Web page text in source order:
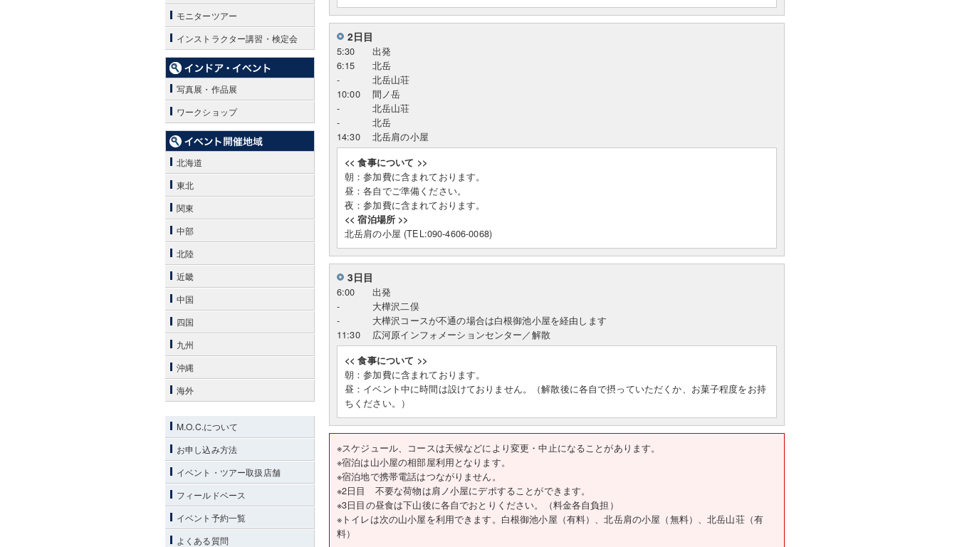
2日目
5:30
出発
6:15
北岳
-
北岳山荘
10:00
間ノ岳
-
北岳山荘
-
北岳
14:30
北岳肩の小屋
<< 食事について >>
朝：参加費に含まれております。
昼：各自でご準備ください。
夜：参加費に含まれております。
<< 宿泊場所 >>
北岳肩の小屋 (TEL:090-4606-0068)
3日目
6:00
出発
-
大樺沢二俣
-
大樺沢コースが不通の場合は白根御池小屋を経由します
11:30
広河原インフォメーションセンター／解散
<< 食事について >>
朝：参加費に含まれております。
昼：イベント中に時間は設けておりません。（解散後に各自で摂っていただくか、お菓子程度をお持
ちください。）
※スケジュール、コースは天候などにより変更・中止になることがあります。
※宿泊は山小屋の相部屋利用となります。
※宿泊地で携帯電話はつながりません。
※2日目 不要な荷物は肩ノ小屋にデポすることができます。
※3日目の昼食は下山後に各自でおとりください。（料金各自負担）
※トイレは次の山小屋を利用できます。白根御池小屋（有料）、北岳肩の小屋（無料）、北岳山荘（有
料）
モニターツアー
インストラクター講習・検定会
写真展・作品展
ワークショップ
北海道
東北
関東
中部
北陸
近畿
中国
四国
九州
沖縄
海外
M.O.C.について
お申し込み方法
イベント・ツアー取扱店舗
フィールドベース
イベント予約一覧
よくある質問